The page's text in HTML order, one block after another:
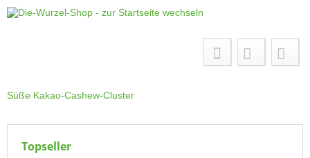
Süße Kakao-Cashew-Cluster
Topseller